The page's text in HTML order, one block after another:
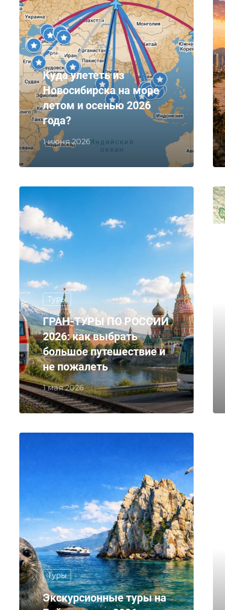
Туры
1 июня 2026
Куда улететь из
Новосибирска на море
летом и осенью 2026
года?
Туры
1 мая 2026
ГРАН-ТУРЫ ПО РОССИИ
2026: как выбрать
большое путешествие и
не пожалеть
Туры
Экскурсионные туры на